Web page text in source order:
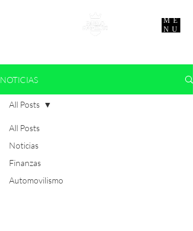
ME
NU
NOTICIAS
All Posts
Noticias
Finanzas
Automovilismo
All Posts